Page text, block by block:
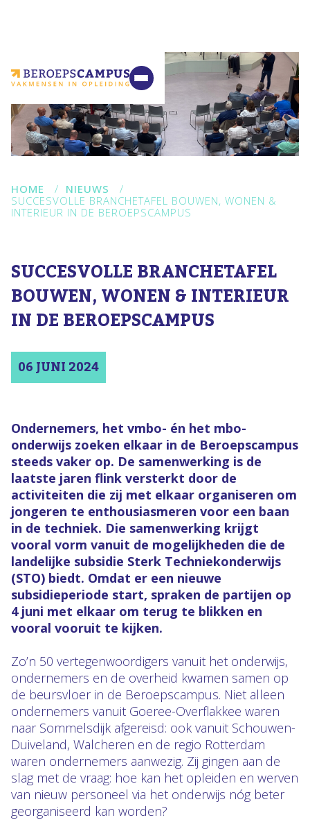
Contact
HOME / NIEUWS /
SUCCESVOLLE BRANCHETAFEL BOUWEN, WONEN &
INTERIEUR IN DE BEROEPSCAMPUS
SUCCESVOLLE BRANCHETAFEL
BOUWEN, WONEN & INTERIEUR
IN DE BEROEPSCAMPUS
06 JUNI 2024
Ondernemers, het vmbo- én het mbo-
onderwijs zoeken elkaar in de Beroepscampus
steeds vaker op. De samenwerking is de
laatste jaren flink versterkt door de
activiteiten die zij met elkaar organiseren om
jongeren te enthousiasmeren voor een baan
in de techniek. Die samenwerking krijgt
vooral vorm vanuit de mogelijkheden die de
landelijke subsidie Sterk Techniekonderwijs
(STO) biedt. Omdat er een nieuwe
subsidieperiode start, spraken de partijen op
4 juni met elkaar om terug te blikken en
vooral vooruit te kijken.
Zo’n 50 vertegenwoordigers vanuit het onderwijs,
ondernemers en de overheid kwamen samen op
de beursvloer in de Beroepscampus. Niet alleen
ondernemers vanuit Goeree-Overflakkee waren
naar Sommelsdijk afgereisd: ook vanuit Schouwen-
Duiveland, Walcheren en de regio Rotterdam
waren ondernemers aanwezig. Zij gingen aan de
slag met de vraag: hoe kan het opleiden en werven
van nieuw personeel via het onderwijs nóg beter
georganiseerd kan worden?